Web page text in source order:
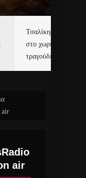
Τσαλίκης,
στο χωριό του Άι
τραγούδι και video
air
air